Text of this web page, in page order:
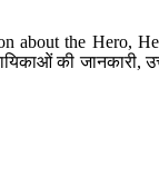
about the Hero,
की जानकारी,